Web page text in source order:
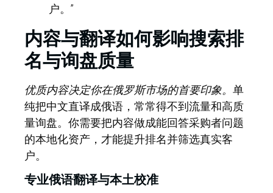
户。”
内容与翻译如何影响搜索排
名与询盘质量
优质内容决定你在俄罗斯市场的首要印象。 单
纯把中文直译成俄语，常常得不到流量和高质
量询盘。你需要把内容做成能回答采购者问题
的本地化资产，才能提升排名并筛选真实客
户。
专业俄语翻译与本土校准